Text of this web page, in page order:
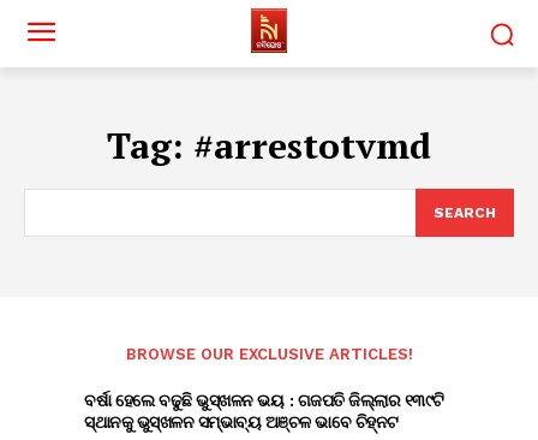
Tag: #arrestotvmd
SEARCH
BROWSE OUR EXCLUSIVE ARTICLES!
ବର୍ଷା ହେଲେ ବଢୁଛି ଭୁସ୍ଖଳନ ଭୟ : ଗଜପତି ଜିଲ୍ଲାର ୧୩୯ଟି
ସ୍ଥାନକୁ ଭୁସ୍ଖଳନ ସମ୍ଭାବ୍ୟ ଅଞ୍ଚଳ ଭାବେ ଚିହ୍ନଟ